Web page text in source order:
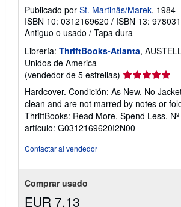
Publicado por St. Martinâs/Marek, 1984
ISBN 10: 0312169620 / ISBN 13:
Antiguo o usado / Tapa dura
Librería: ThriftBooks-Atlanta,
Unidos de America
(vendedor de 5 estrellas) Calificación
del
vendedor:
5
de
5
Hardcover. Condición: As New. No
clean and are not marred by notes or
ThriftBooks: Read More, Spend Less.
artículo: G0312169620I2N00
Contactar al vendedor
Comprar usado
EUR 7,13